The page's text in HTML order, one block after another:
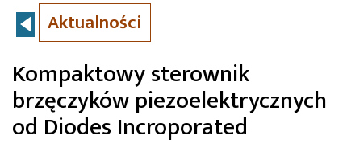
Aktualności
Kompaktowy sterownik
brzęczyków piezoelektrycznych
od Diodes Incroporated